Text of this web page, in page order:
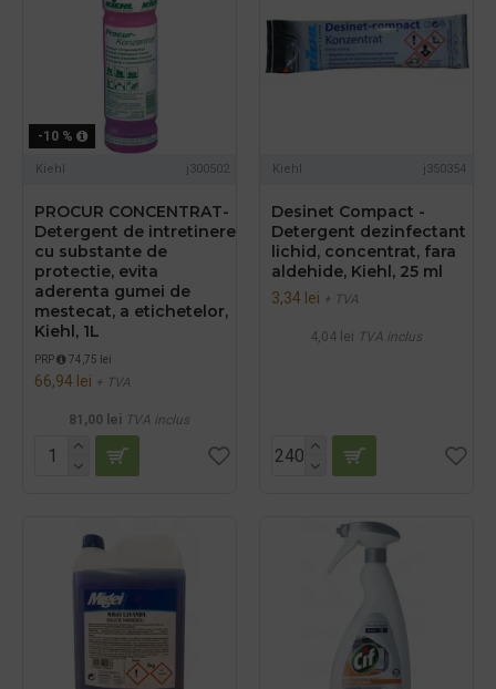
-10 %
Kiehl j300502
PROCUR CONCENTRAT-
Detergent de intretinere
cu substante de
protectie, evita
aderenta gumei de
mestecat, a etichetelor,
Kiehl, 1L
PRP 74,75 lei
66,94 lei + TVA
81,00 lei TVA inclus
Kiehl j350354
Desinet Compact -
Detergent dezinfectant
lichid, concentrat, fara
aldehide, Kiehl, 25 ml
3,34 lei + TVA
4,04 lei TVA inclus